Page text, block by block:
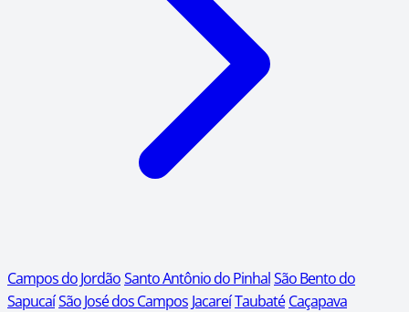
Campos do JordãoSanto Antônio do PinhalSão Bento do
SapucaíSão José dos Campos JacareíTaubaté Caçapava